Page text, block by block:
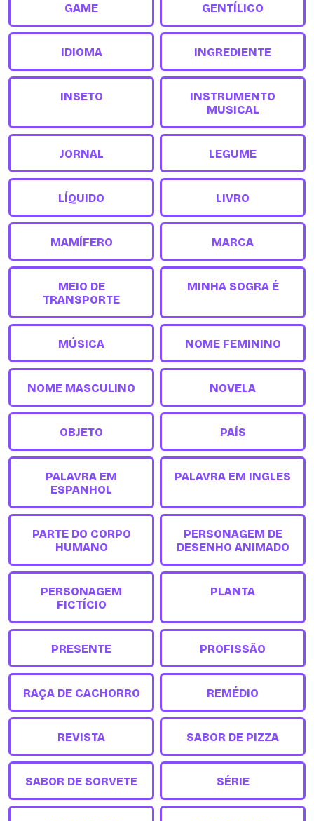
GAME GENTÍLICO
IDIOMA INGREDIENTE
INSETO
INSTRUMENTO
MUSICAL
JORNAL LEGUME
LÍQUIDO LIVRO
MAMÍFERO MARCA
MEIO DE
TRANSPORTE
MINHA SOGRA É
MÚSICA NOME FEMININO
NOME MASCULINO NOVELA
OBJETO PAÍS
PALAVRA EM
ESPANHOL
PALAVRA EM INGLES
PARTE DO CORPO
HUMANO
PERSONAGEM DE
DESENHO ANIMADO
PERSONAGEM
FICTÍCIO
PLANTA
PRESENTE PROFISSÃO
RAÇA DE CACHORRO REMÉDIO
REVISTA SABOR DE PIZZA
SABOR DE SORVETE SÉRIE